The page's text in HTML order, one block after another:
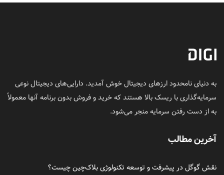
به دنیای نامحدود ارزهای دیجیتال خوش آمدید. دارایی‌های دیجیتال نوعی
سرمایه‌گذاری با ریسک بالا هستند که خرید و فروش بدون برنامه آنها معمولاً
به از دست رفتن سرمایه منجر می‌شود.
آخرین مطالب
نقش گوگل در پیشرفت و توسعه تکنولوژی بلاک‌چین چیست؟